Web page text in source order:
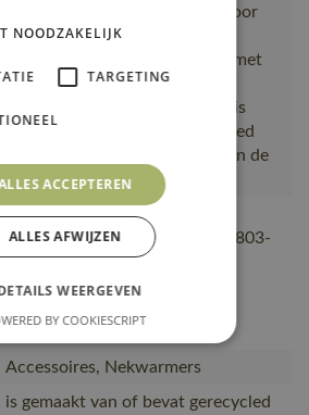
magazijnen getransporteerd door
transportpartners met ISO
14001;Vervoerd in zendingen met
maximale benutting van de
ruimte;De productverpakking is
gemaakt van of bevat gerecycled
materiaal;De verpakking waarin de
bestelling van MASCOT
https://mascotsitecore-
1ccb8.kxcdn.com/pdf/18250-803-
189-nl.pdf
Accessoires, Nekwarmers
is gemaakt van of bevat gerecycled
NOODZAKELIJK
TARGETING
ACCEPTEREN
ALLES AFWIJZEN
WEERGEVEN
BY COOKIESCRIPT